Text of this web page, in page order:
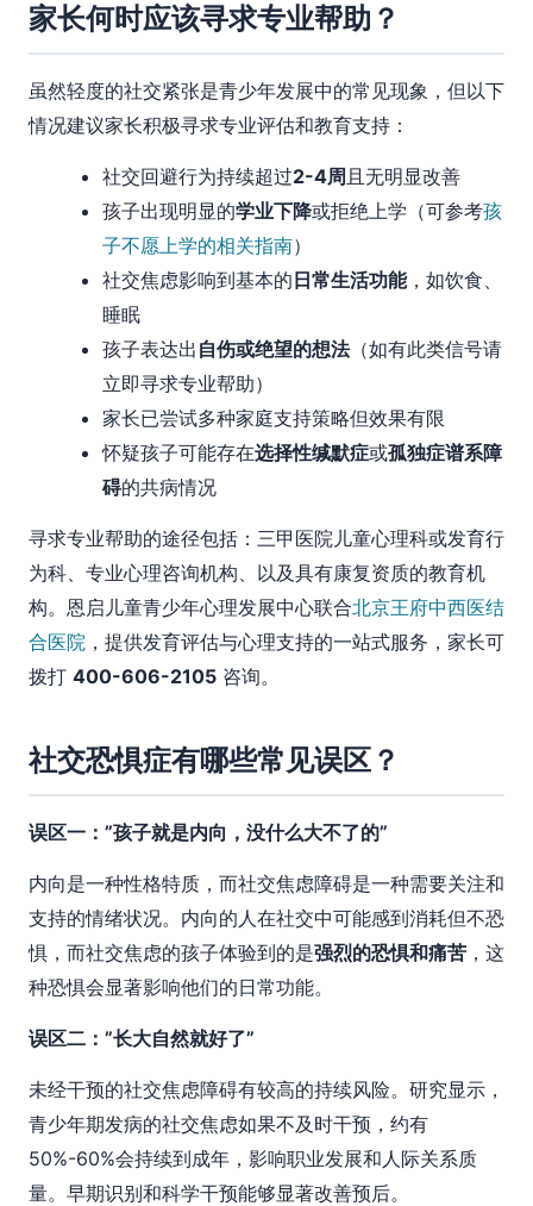
家长何时应该寻求专业帮助？
虽然轻度的社交紧张是青少年发展中的常见现象，但以下
情况建议家长积极寻求专业评估和教育支持：
社交回避行为持续超过2-4周 且无明显改善
孩子出现明显的学业下降或拒绝上学（可参考孩
子不愿上学的相关指南）
社交焦虑影响到基本的 日常生活功能，如饮食、
睡眠
孩子表达出 自伤或绝望的想法（如有此类信号请
立即寻求专业帮助）
家长已尝试多种家庭支持策略但效果有限
怀疑孩子可能存在选择性缄默症或孤独症谱系障
碍的共病情况
寻求专业帮助的途径包括：三甲医院儿童心理科或发育行
为科、专业心理咨询机构、以及具有康复资质的教育机
构。恩启儿童青少年心理发展中心联合北京王府中西医结
合医院 ，提供发育评估与心理支持的一站式服务，家长可
拨打 400-606-2105 咨询。
社交恐惧症有哪些常见误区？
误区一：”孩子就是内向，没什么大不了的”
内向是一种性格特质，而社交焦虑障碍是一种需要关注和
支持的情绪状况。内向的人在社交中可能感到消耗但不恐
惧，而社交焦虑的孩子体验到的是强烈的恐惧和痛苦 ，这
种恐惧会显著影响他们的日常功能。
误区二：”长大自然就好了”
未经干预的社交焦虑障碍有较高的持续风险。研究显示，
青少年期发病的社交焦虑如果不及时干预，约有
50%-60%会持续到成年，影响职业发展和人际关系质
量。早期识别和科学干预能够显著改善预后。